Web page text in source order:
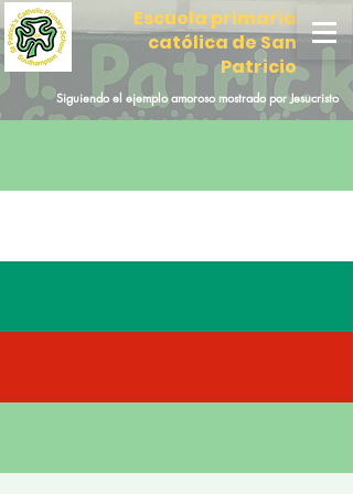
Escuela primaria
católica de San
Patricio
Siguiendo el ejemplo amoroso mostrado por Jesucristo